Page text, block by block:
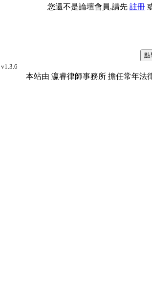
您還不是論壇會員,請先 註冊
v1.3.6
本站由 瀛睿律師事務所 擔任常年法